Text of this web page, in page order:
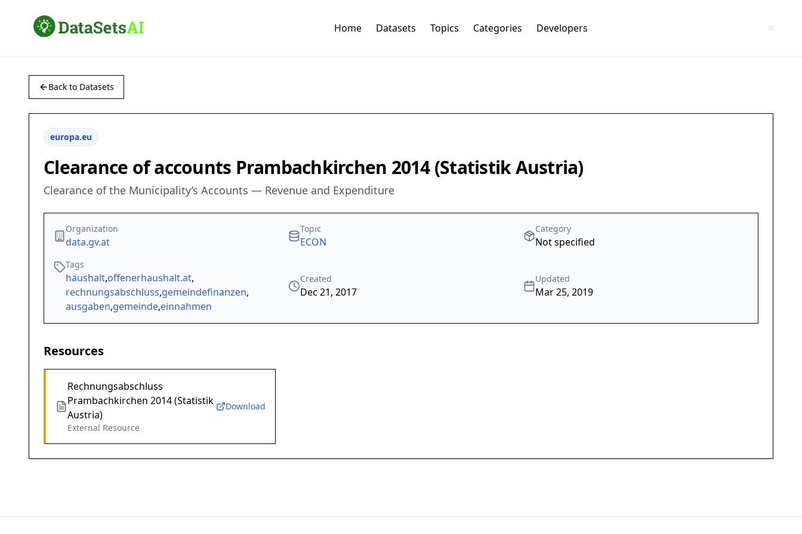
Home Datasets Topics Categories Developers
Back to Datasets
europa.eu
Clearance of accounts Prambachkirchen 2014 (Statistik Austria)
Clearance of the Municipality’s Accounts — Revenue and Expenditure
Organization
data.gv.at
Topic
ECON
Category
Not specified
Tags
haushalt,offenerhaushalt.at,
rechnungsabschluss,gemeindefinanzen,
ausgaben,gemeinde,einnahmen
Created
Dec 21, 2017
Updated
Mar 25, 2019
Resources
Rechnungsabschluss
Prambachkirchen 2014 (Statistik
Austria)
External Resource
Download